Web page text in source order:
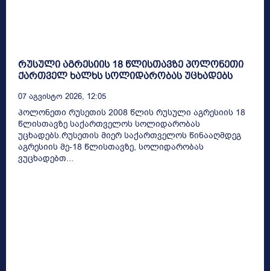
რუსული აგრესიის 18 წლისთავზე პოლონეთი
ქართველ ხალხს სოლიდარობას უცხადებს
07 Აგვისტო 2026, 12:05
პოლონეთი რუსეთის 2008 წლის რუსული აგრესიის 18
წლისთავზე საქართველოს სოლიდარობას
უცხადებს.რუსეთის მიერ საქართველოს წინააღმდეგ
აგრესიის მე-18 წლისთავზე, სოლიდარობას
ვუცხადებთ...